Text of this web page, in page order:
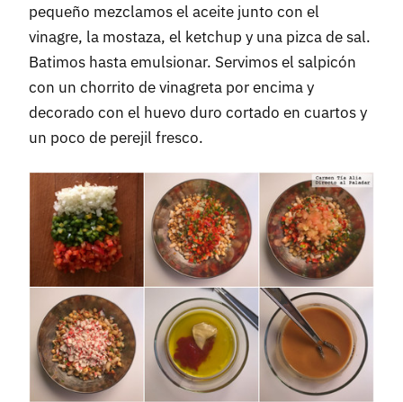
pequeño mezclamos el aceite junto con el
vinagre, la mostaza, el ketchup y una pizca de sal.
Batimos hasta emulsionar. Servimos el salpicón
con un chorrito de vinagreta por encima y
decorado con el huevo duro cortado en cuartos y
un poco de perejil fresco.